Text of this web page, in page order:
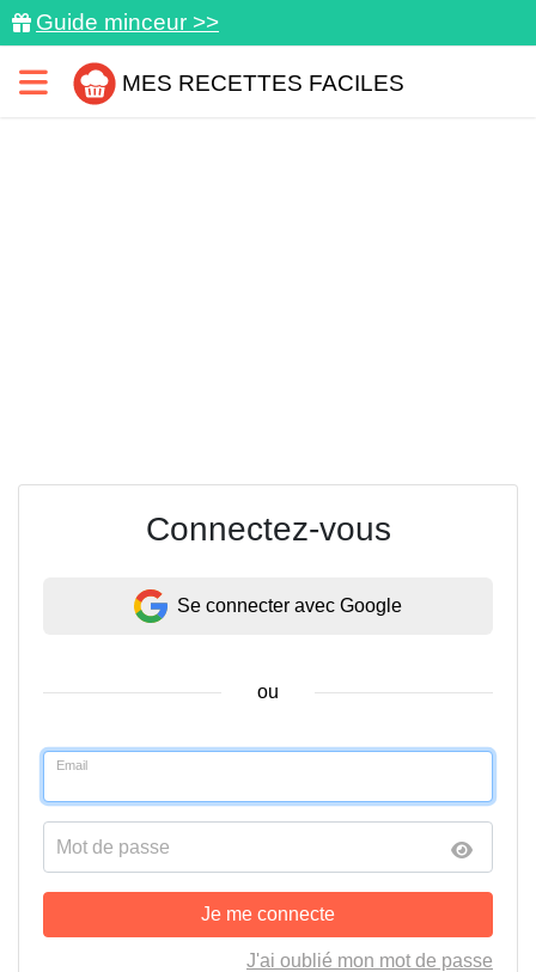
Guide minceur >>
MES RECETTES FACILES
Connectez-vous
Se connecter avec Google
ou
Email
Mot de passe
Je me connecte
J'ai oublié mon mot de passe